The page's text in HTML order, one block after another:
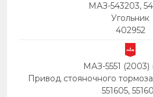
МАЗ-543203,
Угольник
402952
МАЗ-5551 (2003)
Привод стояночного
551605,